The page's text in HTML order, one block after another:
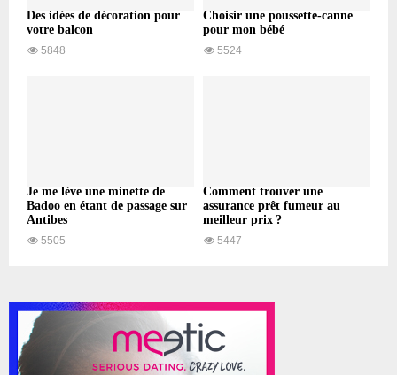
Des idées de décoration pour
votre balcon
5848
Choisir une poussette-canne
pour mon bébé
5524
Je me lève une minette de
Badoo en étant de passage sur
Antibes
5505
Comment trouver une
assurance prêt fumeur au
meilleur prix ?
5447